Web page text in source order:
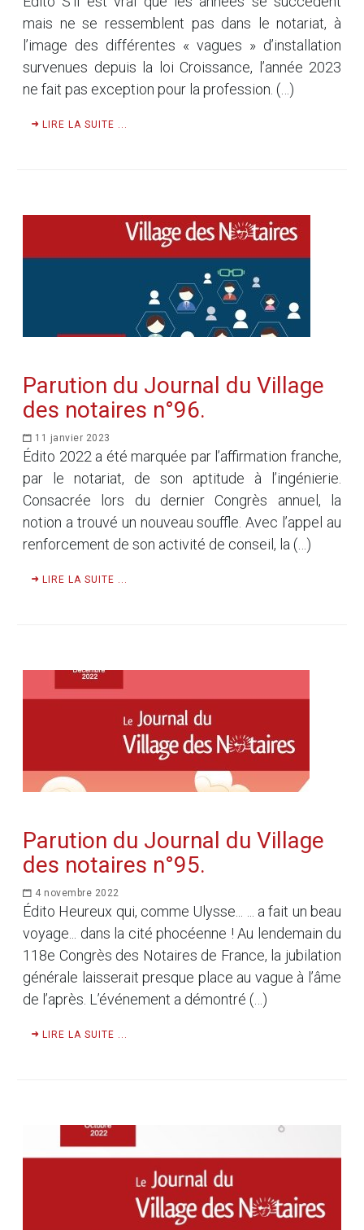
mais ne se ressemblent pas dans le notariat, à
l’image des différentes « vagues » d’installation
survenues depuis la loi Croissance, l’année 2023
ne fait pas exception pour la profession. (…)
LIRE LA SUITE ...
Parution du Journal du Village
des notaires n°96.
11 janvier 2023
Édito 2022 a été marquée par l’affirmation franche,
par le notariat, de son aptitude à l’ingénierie.
Consacrée lors du dernier Congrès annuel, la
notion a trouvé un nouveau souffle. Avec l’appel au
renforcement de son activité de conseil, la (…)
LIRE LA SUITE ...
Parution du Journal du Village
des notaires n°95.
4 novembre 2022
Édito Heureux qui, comme Ulysse... ... a fait un beau
voyage... dans la cité phocéenne ! Au lendemain du
118e Congrès des Notaires de France, la jubilation
générale laisserait presque place au vague à l’âme
de l’après. L’événement a démontré (…)
LIRE LA SUITE ...